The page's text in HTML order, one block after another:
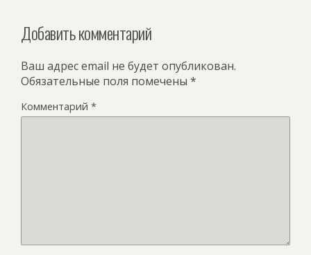
Добавить комментарий
Ваш адрес email не будет опубликован.
Обязательные поля помечены *
Комментарий *